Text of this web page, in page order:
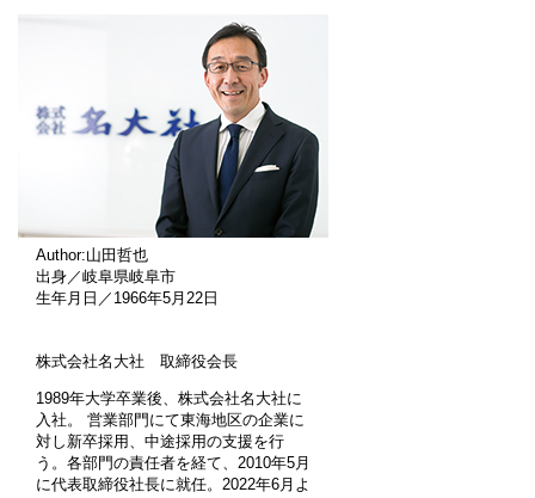
Author:山田哲也
出身／岐阜県岐阜市
生年月日／1966年5月22日
株式会社名大社 取締役会長
1989年大学卒業後、株式会社名大社に
入社。 営業部門にて東海地区の企業に
対し新卒採用、中途採用の支援を行
う。各部門の責任者を経て、2010年5月
に代表取締役社長に就任。2022年6月よ